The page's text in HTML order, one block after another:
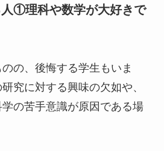
①理科や数学が大好きで
の、後悔する学生もいま
究に対する興味の欠如や、
の苦手意識が原因である場